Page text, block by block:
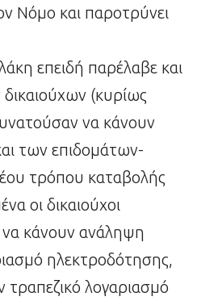
Νόμο και παροτρύνει
επειδή παρέλαβε και
(κυρίως
να κάνουν
των επιδομάτων-
τρόπου καταβολής
οι δικαιούχοι
να κάνουν ανάληψη
ηλεκτροδότησης,
λογαριασμό